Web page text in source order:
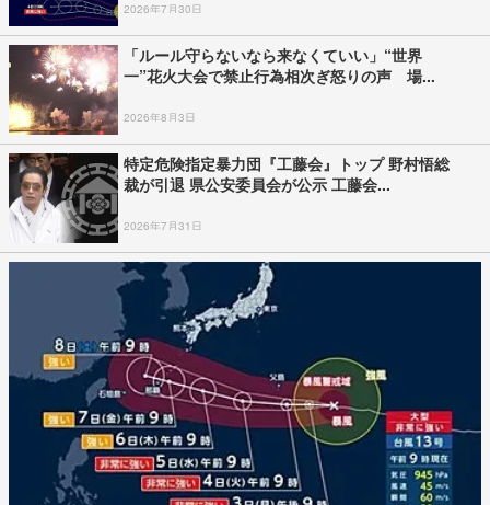
2026年7月30日
「ルール守らないなら来なくていい」“世界
一”花火大会で禁止行為相次ぎ怒りの声 場...
2026年8月3日
特定危険指定暴力団『工藤会』トップ 野村悟総
裁が引退 県公安委員会が公示 工藤会...
2026年7月31日